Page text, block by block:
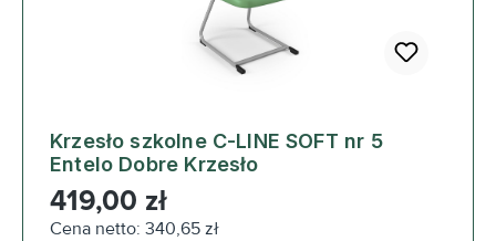
Krzesło szkolne C-LINE SOFT nr 5
Entelo Dobre Krzesło
Cena regularna:
419,00 zł
Cena netto: 340,65 zł